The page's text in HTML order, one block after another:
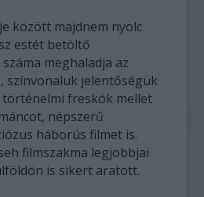
között majdnem nyolc
estét betöltő
meghaladja az
színvonaluk jelentőségük
történelmi freskók mellet
népszerű
háborús filmet is.
filmszakma legjobbjai
is sikert aratott.